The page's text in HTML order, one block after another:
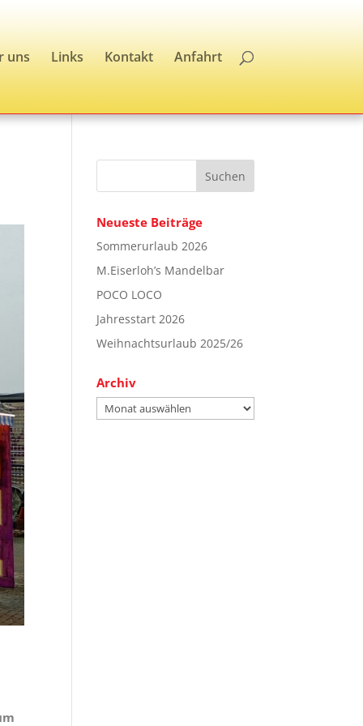
uns Links Kontakt Anfahrt
Neueste Beiträge
Sommerurlaub 2026
M.Eiserloh’s Mandelbar
POCO LOCO
Jahresstart 2026
Weihnachtsurlaub 2025/26
Archiv
Archiv